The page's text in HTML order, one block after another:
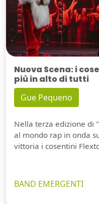
Nuova Scena: i
più in alto di tutti
Gue Pequeno
Nella terza edizione di
al mondo rap in onda
vittoria i cosentini
BAND EMERGENTI